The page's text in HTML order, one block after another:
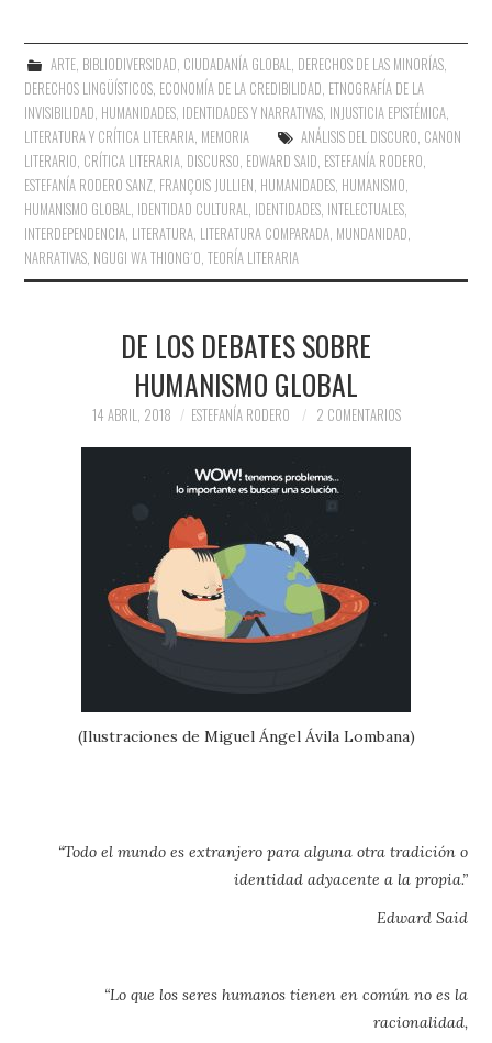
ARTE, BIBLIODIVERSIDAD, CIUDADANÍA GLOBAL, DERECHOS DE LAS MINORÍAS,
DERECHOS LINGÜÍSTICOS, ECONOMÍA DE LA CREDIBILIDAD, ETNOGRAFÍA DE LA
INVISIBILIDAD, HUMANIDADES, IDENTIDADES Y NARRATIVAS, INJUSTICIA EPISTÉMICA,
LITERATURA Y CRÍTICA LITERARIA, MEMORIA ANÁLISIS DEL DISCURO, CANON
LITERARIO, CRÍTICA LITERARIA, DISCURSO, EDWARD SAID, ESTEFANÍA RODERO,
ESTEFANÍA RODERO SANZ, FRANÇOIS JULLIEN, HUMANIDADES, HUMANISMO,
HUMANISMO GLOBAL, IDENTIDAD CULTURAL, IDENTIDADES, INTELECTUALES,
INTERDEPENDENCIA, LITERATURA, LITERATURA COMPARADA, MUNDANIDAD,
NARRATIVAS, NGUGI WA THIONG´O,TEORÍA LITERARIA
DE LOS DEBATES SOBRE
HUMANISMO GLOBAL
14 ABRIL, 2018 ESTEFANÍA RODERO 2 COMENTARIOS
(Ilustraciones de Miguel Ángel Ávila Lombana)
“Todo el mundo es extranjero para alguna otra tradición o
identidad adyacente a la propia.”
Edward Said
“Lo que los seres humanos tienen en común no es la
racionalidad,